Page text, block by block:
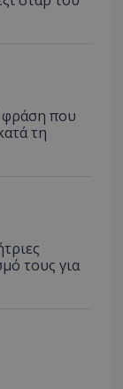
που
τη
τους για